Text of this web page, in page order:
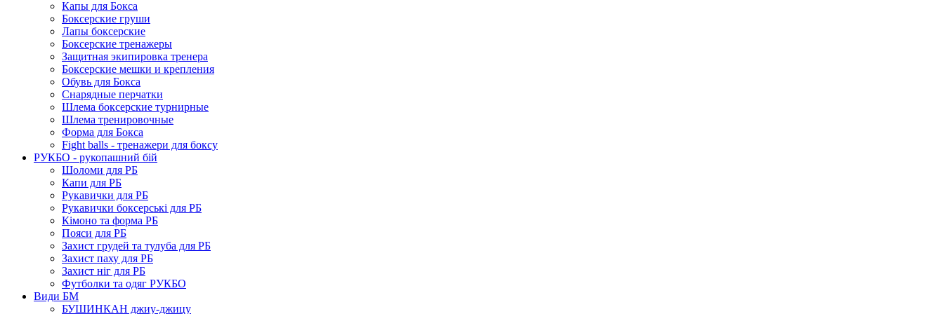
Капы для Бокса
Боксерские груши
Лапы боксерские
Боксерские тренажеры
Защитная экипировка тренера
Боксерские мешки и крепления
Обувь для Бокса
Снарядные перчатки
Шлема боксерские турнирные
Шлема тренировочные
Форма для Бокса
Fight balls - тренажери для боксу
РУКБО - рукопашний бій
Шоломи для РБ
Капи для РБ
Рукавички для РБ
Рукавички боксерські для РБ
Кімоно та форма РБ
Пояси для РБ
Захист грудей та тулуба для РБ
Захист паху для РБ
Захист ніг для РБ
Футболки та одяг РУКБО
Види БМ
БУШИНКАН джиу-джицу